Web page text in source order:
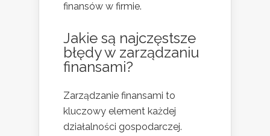
finansów w firmie.
Jakie są najczęstsze
błędy w zarządzaniu
finansami?
Zarządzanie finansami to
kluczowy element każdej
działalności gospodarczej.